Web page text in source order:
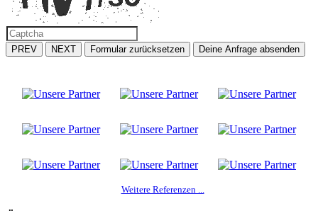
PREV NEXT Formular zurücksetzen Deine Anfrage absenden
Weitere Referenzen ...